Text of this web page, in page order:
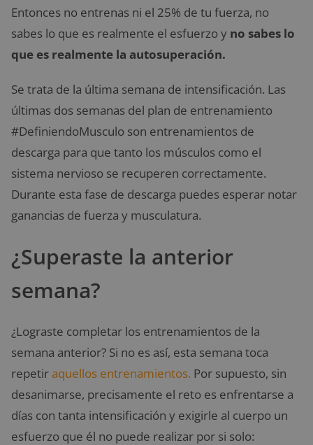
Entonces no entrenas ni el 25% de tu fuerza, no
sabes lo que es realmente el esfuerzo y no sabes lo
que es realmente la autosuperación.
Se trata de la última semana de intensificación. Las
últimas dos semanas del plan de entrenamiento
#DefiniendoMusculo son entrenamientos de
descarga para que tanto los músculos como el
sistema nervioso se recuperen correctamente.
Durante esta fase de descarga puedes esperar notar
ganancias de fuerza y musculatura.
¿Superaste la anterior
semana?
¿Lograste completar los entrenamientos de la
semana anterior? Si no es así, esta semana toca
repetiraquellos entrenamientos. Por supuesto, sin
desanimarse, precisamente el reto es enfrentarse a
días con tanta intensificación y exigirle al cuerpo un
esfuerzo que él no puede realizar por si solo: